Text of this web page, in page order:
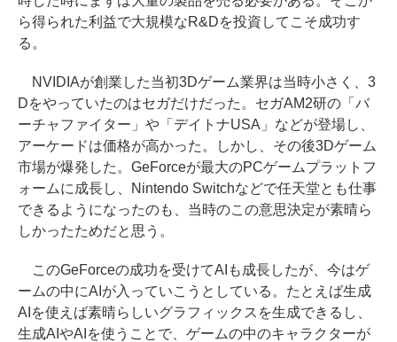
ら得られた利益で大規模なR&Dを投資してこそ成功す
る。
NVIDIAが創業した当初3Dゲーム業界は当時小さく、3
Dをやっていたのはセガだけだった。セガAM2研の「バ
ーチャファイター」や「デイトナUSA」などが登場し、
アーケードは価格が高かった。しかし、その後3Dゲーム
市場が爆発した。GeForceが最大のPCゲームプラットフ
ォームに成長し、Nintendo Switchなどで任天堂とも仕事
できるようになったのも、当時のこの意思決定が素晴ら
しかったためだと思う。
このGeForceの成功を受けてAIも成長したが、今はゲ
ームの中にAIが入っていこうとしている。たとえば生成
AIを使えば素晴らしいグラフィックスを生成できるし、
生成AIやAIを使うことで、ゲームの中のキャラクターが